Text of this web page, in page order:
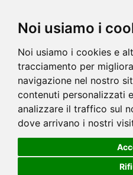
Noi usiamo i
Noi usiamo i cookies e
tracciamento per
navigazione nel nostro
contenuti personalizzati
analizzare il traffico sul
dove arrivano i nostri